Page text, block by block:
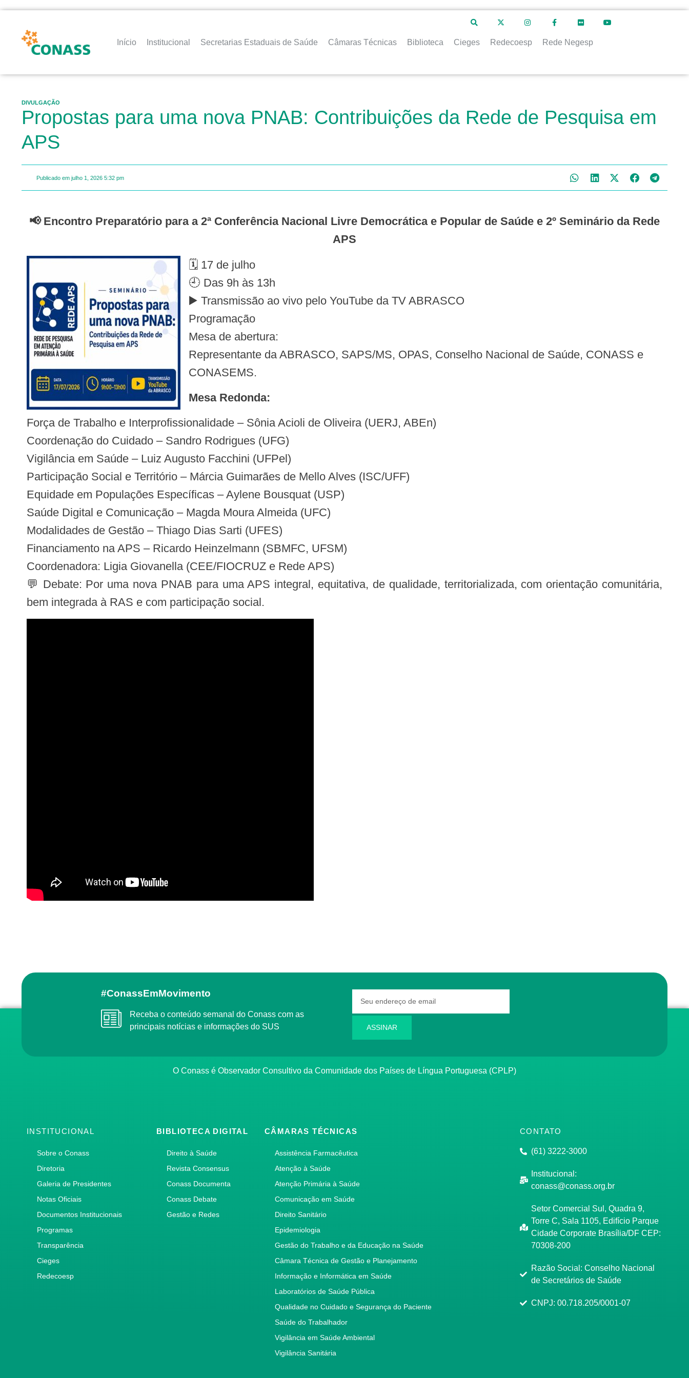
Início Institucional Secretarias Estaduais de Saúde Câmaras Técnicas Biblioteca Cieges Redecoesp Rede Negesp
DIVULGAÇÃO
Propostas para uma nova PNAB: Contribuições da Rede de Pesquisa em
APS
Publicado em julho 1, 2026 5:32 pm
📢 Encontro Preparatório para a 2ª Conferência Nacional Livre Democrática e Popular de Saúde e 2º Seminário da Rede
APS
🗓️ 17 de julho
🕘 Das 9h às 13h
▶️ Transmissão ao vivo pelo YouTube da TV ABRASCO
Programação
Mesa de abertura:
Representante da ABRASCO, SAPS/MS, OPAS, Conselho Nacional de Saúde, CONASS e
CONASEMS.
Mesa Redonda:
Força de Trabalho e Interprofissionalidade – Sônia Acioli de Oliveira (UERJ, ABEn)
Coordenação do Cuidado – Sandro Rodrigues (UFG)
Vigilância em Saúde – Luiz Augusto Facchini (UFPel)
Participação Social e Território – Márcia Guimarães de Mello Alves (ISC/UFF)
Equidade em Populações Específicas – Aylene Bousquat (USP)
Saúde Digital e Comunicação – Magda Moura Almeida (UFC)
Modalidades de Gestão – Thiago Dias Sarti (UFES)
Financiamento na APS – Ricardo Heinzelmann (SBMFC, UFSM)
Coordenadora: Ligia Giovanella (CEE/FIOCRUZ e Rede APS)
💬 Debate: Por uma nova PNAB para uma APS integral, equitativa, de qualidade, territorializada, com orientação comunitária,
bem integrada à RAS e com participação social.
#ConassEmMovimento
Receba o conteúdo semanal do Conass com as
principais notícias e informações do SUS
ASSINAR
O Conass é Observador Consultivo da Comunidade dos Países de Língua Portuguesa (CPLP)
INSTITUCIONAL
Sobre o Conass
Diretoria
Galeria de Presidentes
Notas Oficiais
Documentos Institucionais
Programas
Transparência
Cieges
Redecoesp
BIBLIOTECA DIGITAL
Direito à Saúde
Revista Consensus
Conass Documenta
Conass Debate
Gestão e Redes
CÂMARAS TÉCNICAS
Assistência Farmacêutica
Atenção à Saúde
Atenção Primária à Saúde
Comunicação em Saúde
Direito Sanitário
Epidemiologia
Gestão do Trabalho e da Educação na Saúde
Câmara Técnica de Gestão e Planejamento
Informação e Informática em Saúde
Laboratórios de Saúde Pública
Qualidade no Cuidado e Segurança do Paciente
Saúde do Trabalhador
Vigilância em Saúde Ambiental
Vigilância Sanitária
CONTATO
(61) 3222-3000
Institucional:
conass@conass.org.br
Setor Comercial Sul, Quadra 9,
Torre C, Sala 1105, Edifício Parque
Cidade Corporate Brasília/DF CEP:
70308-200
Razão Social: Conselho Nacional
de Secretários de Saúde
CNPJ: 00.718.205/0001-07